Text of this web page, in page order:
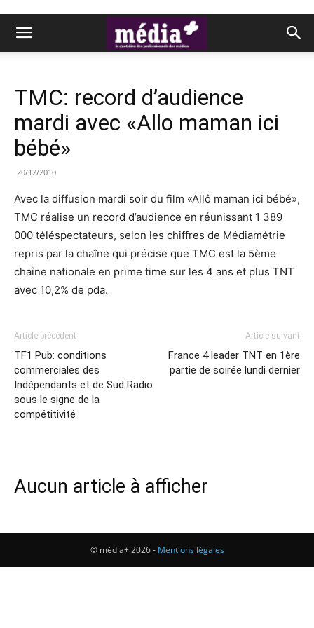
TMC: record d’audience
mardi avec «Allo maman ici
bébé»
20/12/2010
Avec la diffusion mardi soir du film «Allô maman ici bébé»,
TMC réalise un record d’audience en réunissant 1 389
000 téléspectateurs, selon les chiffres de Médiamétrie
repris par la chaîne qui précise que TMC est la 5ème
chaîne nationale en prime time sur les 4 ans et plus TNT
avec 10,2% de pda.
Article précédent
TF1 Pub: conditions
commerciales des
Indépendants et de Sud Radio
sous le signe de la
compétitivité
Article suivant
France 4 leader TNT en 1ère
partie de soirée lundi dernier
Aucun article à afficher
© média+ 2026 - Mentions légales